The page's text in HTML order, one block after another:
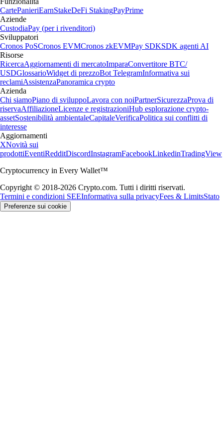
CartePanieriEarnStakeDeFi StakingPayPrime
Aziende
CustodiaPay (per i rivenditori)
Sviluppatori
Cronos PoSCronos EVMCronos zkEVMPay SDKSDK agenti AI
Risorse
RicercaAggiornamenti di mercatoImparaConvertitore BTC/
USDGlossarioWidget di prezzoBot TelegramInformativa sui
reclamiAssistenzaPanoramica crypto
Azienda
Chi siamoPiano di sviluppoLavora con noiPartnerSicurezzaProva di
riservaAffiliazioneLicenze e registrazioniHub esplorazione crypto-
assetSostenibilità ambientaleCapitaleVerificaPolitica sui conflitti di
interesse
Aggiornamenti
XNovità sui
prodottiEventiRedditDiscordInstagramFacebookLinkedinTradingView
Cryptocurrency in Every Wallet™
Copyright © 2018-2026 Crypto.com. Tutti i diritti riservati.
Termini e condizioni SEEInformativa sulla privacyFees & LimitsStato
Preferenze sui cookie